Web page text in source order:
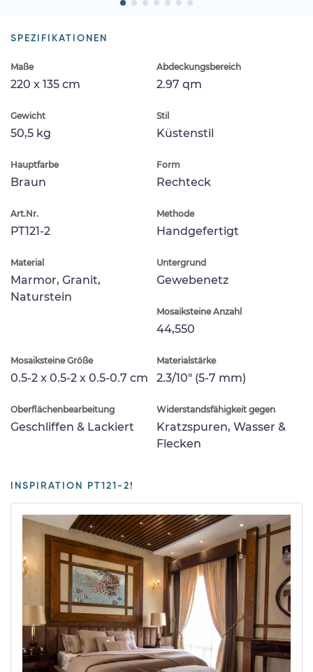
SPEZIFIKATIONEN
Maße
220 x 135 cm
Abdeckungsbereich
2.97 qm
Gewicht
50,5 kg
Stil
Küstenstil
Hauptfarbe
Braun
Form
Rechteck
Art.Nr.
PT121-2
Methode
Handgefertigt
Material
Marmor, Granit,
Naturstein
Untergrund
Gewebenetz
Mosaiksteine Anzahl
44,550
Mosaiksteine Größe
0.5-2 x 0.5-2 x 0.5-0.7 cm
Materialstärke
2.3/10" (5-7 mm)
Oberflächenbearbeitung
Geschliffen & Lackiert
Widerstandsfähigkeit gegen
Kratzspuren, Wasser &
Flecken
INSPIRATION PT121-2!